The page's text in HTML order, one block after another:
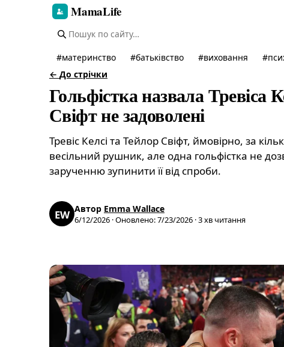
MamaLife
#материнство #батьківство #виховання #
← До стрічки
Гольфістка назвала Тревіса
Свіфт не задоволені
Тревіс Келсі та Тейлор Свіфт, ймовірно, за
весільний рушник, але одна гольфістка не
зарученню зупинити її від спроби.
EW Автор Emma Wallace
6/12/2026 ·Оновлено:7/23/2026 ·3хв читання